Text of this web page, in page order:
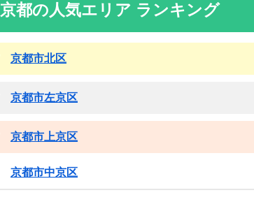
京都の人気エリア ランキング
京都市北区
京都市左京区
京都市上京区
京都市中京区